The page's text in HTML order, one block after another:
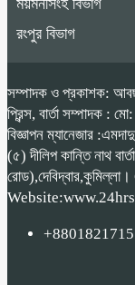
ময়মনসিংহ বিভাগ
রংপুর বিভাগ
সম্পাদক ও প্রকাশক:
প্রিন্স, বার্তা সম্পাদক :
বিজ্ঞাপন ম্যানেজার
(৫) দীলিপ কান্তি নাথ